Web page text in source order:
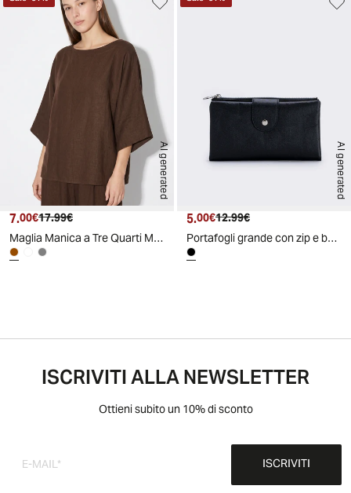
AI generated
Prezzo attuale
7.00€ Prezzo originale
17.99€
Maglia Manica a Tre Quarti Morbida - Moro
AI generated
Prezzo attuale
5.00€ Prezzo originale
12.99€
Portafogli grande con zip e bottone - Nero
ISCRIVITI ALLA NEWSLETTER
Ottieni subito un 10% di sconto
ISCRIVITI